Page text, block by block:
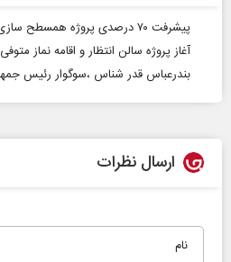
پیشرفت ۷٠ درصدی پروژه همسطح سازی قطعه ۲۷ آرامستان بندرعباس
آغاز پروژه سالن انتظار و اقامه نماز
بندرعباس قدر شناس ،سوگوار رئیس
ارسال نظرات